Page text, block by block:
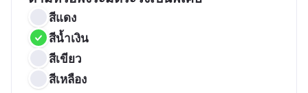
สีแดง
สีน้ำเงิน
สีเขียว
สีเหลือง